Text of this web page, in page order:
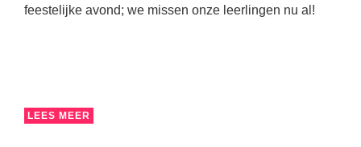
feestelijke avond; we missen onze leerlingen nu al!
LEES MEER